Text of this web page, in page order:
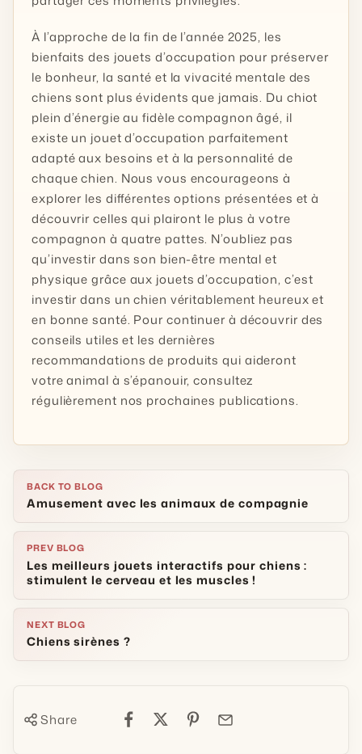
À l’approche de la fin de l’année 2025, les
bienfaits des jouets d’occupation pour préserver
le bonheur, la santé et la vivacité mentale des
chiens sont plus évidents que jamais. Du chiot
plein d’énergie au fidèle compagnon âgé, il
existe un jouet d’occupation parfaitement
adapté aux besoins et à la personnalité de
chaque chien. Nous vous encourageons à
explorer les différentes options présentées et à
découvrir celles qui plairont le plus à votre
compagnon à quatre pattes. N’oubliez pas
qu’investir dans son bien-être mental et
physique grâce aux jouets d’occupation, c’est
investir dans un chien véritablement heureux et
en bonne santé. Pour continuer à découvrir des
conseils utiles et les dernières
recommandations de produits qui aideront
votre animal à s’épanouir, consultez
régulièrement nos prochaines publications.
BACK TO BLOG
Amusement avec les animaux de compagnie
PREV BLOG
Les meilleurs jouets interactifs pour chiens :
stimulent le cerveau et les muscles !
NEXT BLOG
Chiens sirènes ?
Share